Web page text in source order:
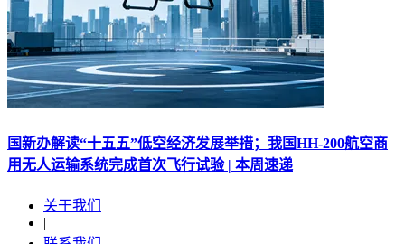
国新办解读“十五五”低空经济发展举措；我国HH-200航空商
用无人运输系统完成首次飞行试验 | 本周速递
关于我们
|